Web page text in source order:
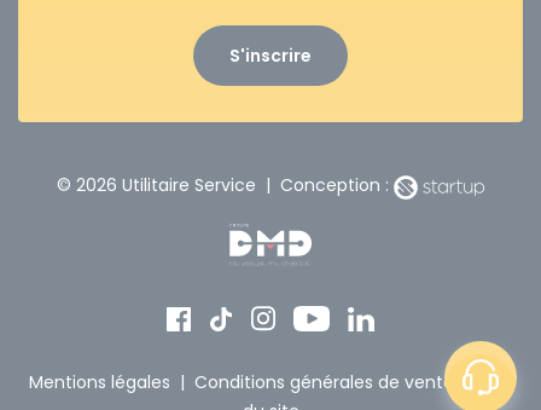
S'inscrire
© 2026 Utilitaire Service | Conception :
Mentions légales | Conditions générales de vente | Plan